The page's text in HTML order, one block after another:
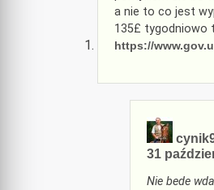
a nie to co jest
135£ tygodniowo
https://
31
Nie bede